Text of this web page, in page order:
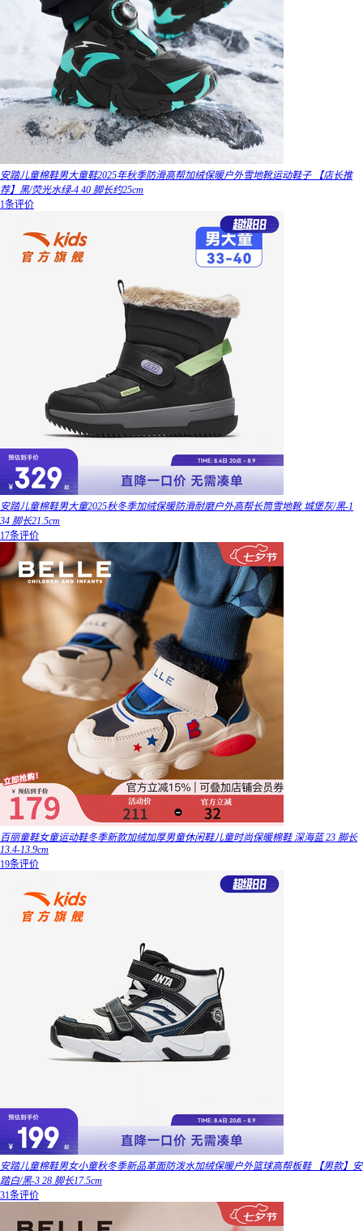
安踏儿童棉鞋男大童鞋2025年秋季防滑高帮加绒保暖户外雪地靴运动鞋子 【店长推
荐】黑/荧光水绿-4 40 脚长约25cm
1条评价
安踏儿童棉鞋男大童2025秋冬季加绒保暖防滑耐磨户外高帮长筒雪地靴 城堡灰/黑-1
34 脚长21.5cm
17条评价
百丽童鞋女童运动鞋冬季新款加绒加厚男童休闲鞋儿童时尚保暖棉鞋 深海蓝 23 脚长
13.4-13.9cm
19条评价
安踏儿童棉鞋男女小童秋冬季新品革面防泼水加绒保暖户外篮球高帮板鞋 【男款】安
踏白/黑-3 28 脚长17.5cm
31条评价